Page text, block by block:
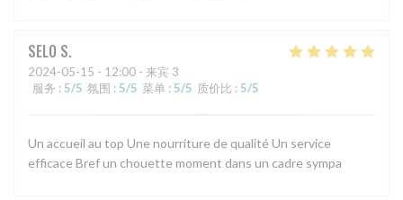
SELO S
2024-05-15 - 12:00 - 来宾 3
服务 : 5/5 氛围 : 5/5 菜单 : 5/5 质价比 : 5/5
Un accueil au top Une nourriture de qualité Un service
efficace Bref un chouette moment dans un cadre sympa